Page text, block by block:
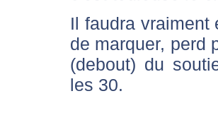
Il faudra
de marquer, perd
(debout) du
les 30.